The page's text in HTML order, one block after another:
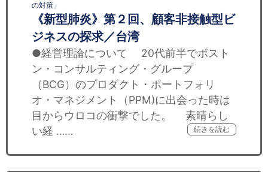
の対策」
《新型肺炎》第２回、顧客非接触型ビ
ジネスの探求／台湾
●経営理論について 20代前半でボスト
ン・コンサルティング・グループ
（BCG）のプロダクト・ポートフォリ
オ・マネジメント（PPM)に出会った時は
目からウロコの衝撃でした。 素晴らし
い経 ……
続きを読む